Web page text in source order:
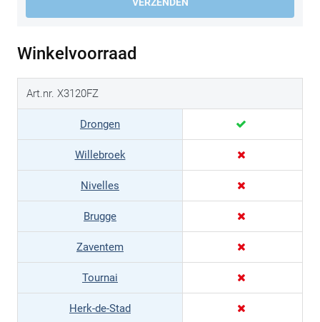
VERZENDEN
Winkelvoorraad
Art.nr. X3120FZ
Drongen
Willebroek
Nivelles
Brugge
Zaventem
Tournai
Herk-de-Stad